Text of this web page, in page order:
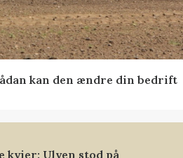
kan den ændre din bedrift
kvier: Ulven stod på